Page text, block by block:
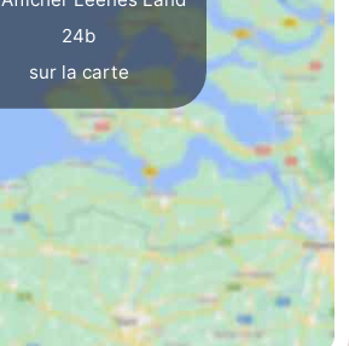
24b
sur la carte